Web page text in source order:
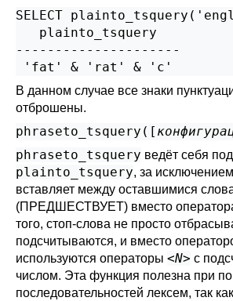
SELECT
   plainto_tsquery
---------------------
В данном случае все знаки
отброшены.
phraseto_tsquery([
phraseto_tsquery ведёт себя
plainto_tsquery, за
вставляет между оставшимися
(ПРЕДШЕСТВУЕТ) вместо
того, стоп-слова не просто
подсчитываются, и вместо
используются операторы <N> с
числом. Эта функция полезна при
последовательностей лексем, так